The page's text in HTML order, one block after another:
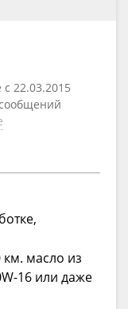
22.03.2015
км. масло из
16 или даже